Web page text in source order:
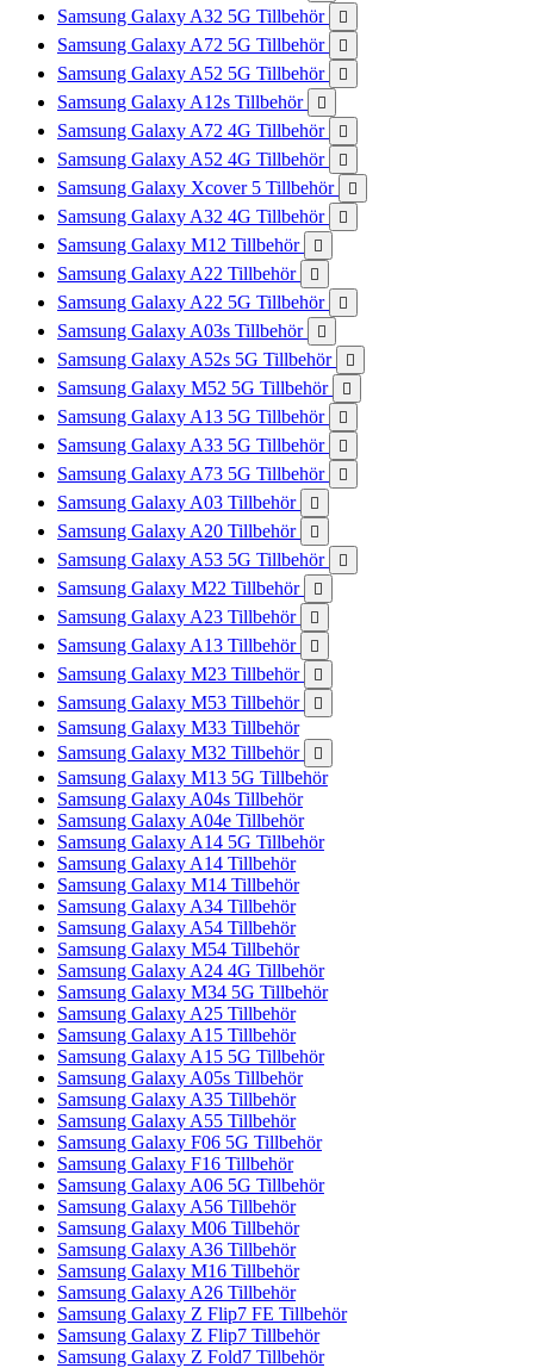
Samsung Galaxy A32 5G Tillbehör 
Samsung Galaxy A72 5G Tillbehör 
Samsung Galaxy A52 5G Tillbehör 
Samsung Galaxy A12s Tillbehör 
Samsung Galaxy A72 4G Tillbehör 
Samsung Galaxy A52 4G Tillbehör 
Samsung Galaxy Xcover 5 Tillbehör 
Samsung Galaxy A32 4G Tillbehör 
Samsung Galaxy M12 Tillbehör 
Samsung Galaxy A22 Tillbehör 
Samsung Galaxy A22 5G Tillbehör 
Samsung Galaxy A03s Tillbehör 
Samsung Galaxy A52s 5G Tillbehör 
Samsung Galaxy M52 5G Tillbehör 
Samsung Galaxy A13 5G Tillbehör 
Samsung Galaxy A33 5G Tillbehör 
Samsung Galaxy A73 5G Tillbehör 
Samsung Galaxy A03 Tillbehör 
Samsung Galaxy A20 Tillbehör 
Samsung Galaxy A53 5G Tillbehör 
Samsung Galaxy M22 Tillbehör 
Samsung Galaxy A23 Tillbehör 
Samsung Galaxy A13 Tillbehör 
Samsung Galaxy M23 Tillbehör 
Samsung Galaxy M53 Tillbehör 
Samsung Galaxy M33 Tillbehör
Samsung Galaxy M32 Tillbehör

Samsung Galaxy M13 5G Tillbehör
Samsung Galaxy A04s Tillbehör
Samsung Galaxy A04e Tillbehör
Samsung Galaxy A14 5G Tillbehör
Samsung Galaxy A14 Tillbehör
Samsung Galaxy M14 Tillbehör
Samsung Galaxy A34 Tillbehör
Samsung Galaxy A54 Tillbehör
Samsung Galaxy M54 Tillbehör
Samsung Galaxy A24 4G Tillbehör
Samsung Galaxy M34 5G Tillbehör
Samsung Galaxy A25 Tillbehör
Samsung Galaxy A15 Tillbehör
Samsung Galaxy A15 5G Tillbehör
Samsung Galaxy A05s Tillbehör
Samsung Galaxy A35 Tillbehör
Samsung Galaxy A55 Tillbehör
Samsung Galaxy F06 5G Tillbehör
Samsung Galaxy F16 Tillbehör
Samsung Galaxy A06 5G Tillbehör
Samsung Galaxy A56 Tillbehör
Samsung Galaxy M06 Tillbehör
Samsung Galaxy A36 Tillbehör
Samsung Galaxy M16 Tillbehör
Samsung Galaxy A26 Tillbehör
Samsung Galaxy Z Flip7 FE Tillbehör
Samsung Galaxy Z Flip7 Tillbehör
Samsung Galaxy Z Fold7 Tillbehör